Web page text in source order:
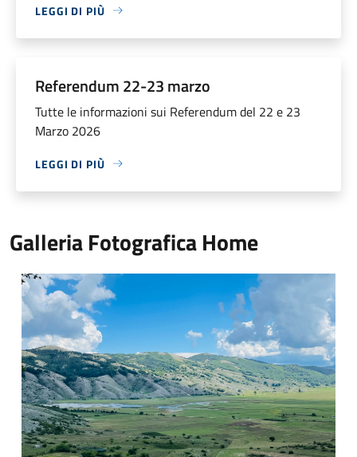
LEGGI DI PIÙ
Referendum 22-23 marzo
Tutte le informazioni sui Referendum del 22 e 23
Marzo 2026
LEGGI DI PIÙ
Galleria Fotografica Home
Altopiano di Rascino